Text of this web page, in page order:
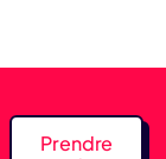
Prendre